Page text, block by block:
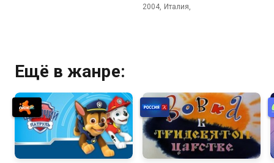
2004, Италия,
Ещё в жанре: